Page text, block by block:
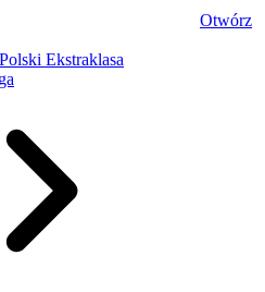
Otwórz
Ekstraklasa